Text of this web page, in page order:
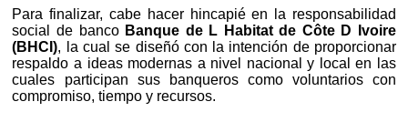
Para finalizar, cabe hacer hincapié en la responsabilidad
social de banco Banque de L Habitat de Côte D Ivoire
(BHCI), la cual se diseñó con la intención de proporcionar
respaldo a ideas modernas a nivel nacional y local en las
cuales participan sus banqueros como voluntarios con
compromiso, tiempo y recursos.